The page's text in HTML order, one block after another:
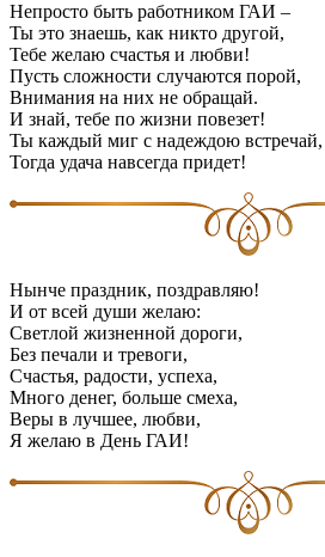
Непросто быть работником ГАИ –
Ты это знаешь, как никто другой,
Тебе желаю счастья и любви!
Пусть сложности случаются порой,
Внимания на них не обращай.
И знай, тебе по жизни повезет!
Ты каждый миг с надеждою встречай,
Тогда удача навсегда придет!
Нынче праздник, поздравляю!
И от всей души желаю:
Светлой жизненной дороги,
Без печали и тревоги,
Счастья, радости, успеха,
Много денег, больше смеха,
Веры в лучшее, любви,
Я желаю в День ГАИ!